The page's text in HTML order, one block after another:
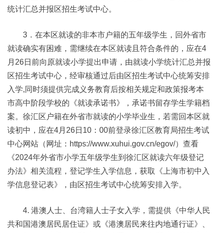
统计汇总并报区招生考试中心。
3．在本区就读的非本市户籍的五年级学生，回外省市
就读确实有困难，需继续在本区就读且符合条件的，应在4
月26日前向原就读小学提出申请，由就读小学统计汇总并报
区招生考试中心，经审核通过后由区招生考试中心统筹安排
入学,同时须提供完成义务教育后按相关规定和政策报考本
市高中阶段学校的《就读承诺书》，承诺书留存学生学籍档
案。徐汇区户籍在外省市就读的小学毕业生，若需回本区就
读初中，应在4月26日10：00前登录徐汇区教育局招生考试
中心网站（网址：https://www.xuhui.gov.cn/egov/）查看
《2024年外省市小学五年级学生到徐汇区就读六年级登记
办法》相关流程，登记学生入学信息，获取《上海市初中入
学信息登记表》，由区招生考试中心统筹安排入学。
4. 港澳人士、台湾籍人士子女入学，需提供《中华人民
共和国港澳居民居住证》或《港澳居民来往内地通行证》、